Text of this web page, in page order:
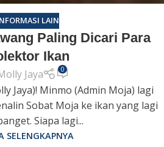
LAIN
Paling Dicari Para
Ikan
Jaya 0
Jaya)! Minmo (Admin Moja) lagi
Sobat Moja ke ikan yang lagi
Siapa lagi...
SELENGKAPNYA